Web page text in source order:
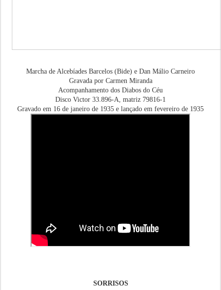
Marcha de Alcebíades Barcelos (Bide) e Dan Málio Carneiro
Gravada por Carmen Miranda
Acompanhamento dos Diabos do Céu
Disco Victor 33.896-A, matriz 79816-1
Gravado em 16 de janeiro de 1935 e lançado em fevereiro de 1935
SORRISOS